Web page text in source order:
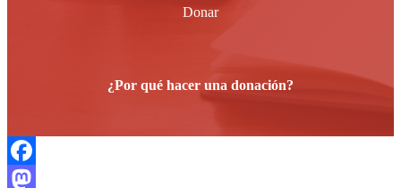
Donar
¿Por qué hacer una donación?
Facebook